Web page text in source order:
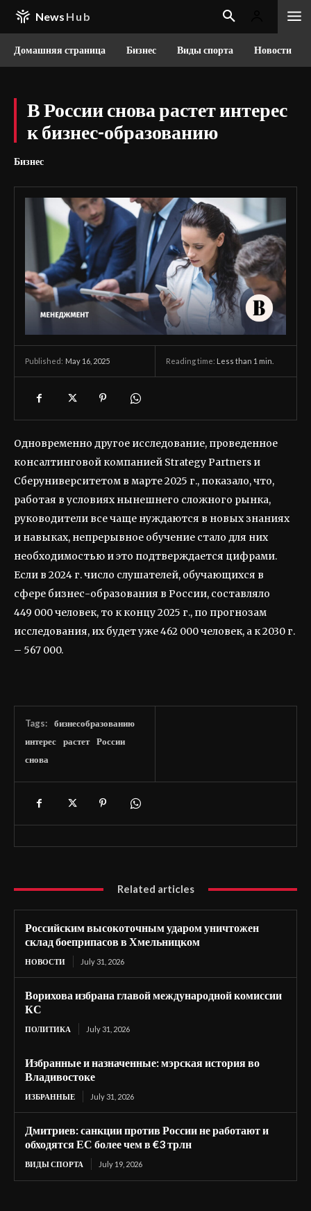
News Hub
Домашняя страница Бизнес Виды спорта Новости
В России снова растет интерес
к бизнес-образованию
Бизнес
Published: May 16, 2025 Reading time: Less than 1 min.
Одновременно другое исследование, проведенное
консалтинговой компанией Strategy Partners и
Сберуниверситетом в марте 2025 г., показало, что,
работая в условиях нынешнего сложного рынка,
руководители все чаще нуждаются в новых знаниях
и навыках, непрерывное обучение стало для них
необходимостью и это подтверждается цифрами.
Если в 2024 г. число слушателей, обучающихся в
сфере бизнес-образования в России, составляло
449 000 человек, то к концу 2025 г., по прогнозам
исследования, их будет уже 462 000 человек, а к 2030 г.
– 567 000.
Tags:
бизнесобразованию
интерес
растет
России
снова
Related articles
Российским высокоточным ударом уничтожен
склад боеприпасов в Хмельницком
НОВОСТИ July 31, 2026
Ворихова избрана главой международной комиссии
КС
ПОЛИТИКА July 31, 2026
Избранные и назначенные: мэрская история во
Владивостоке
ИЗБРАННЫЕ July 31, 2026
Дмитриев: санкции против России не работают и
обходятся ЕС более чем в €3 трлн
ВИДЫ СПОРТА July 19, 2026